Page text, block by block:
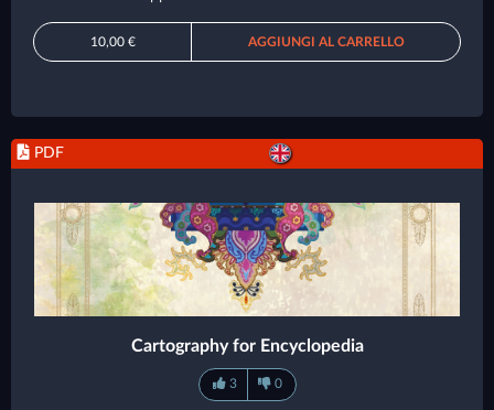
10,00 € AGGIUNGI AL CARRELLO
PDF
Cartography for Encyclopedia
3 0